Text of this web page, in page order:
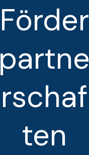
Förder
partne
rschaf
ten